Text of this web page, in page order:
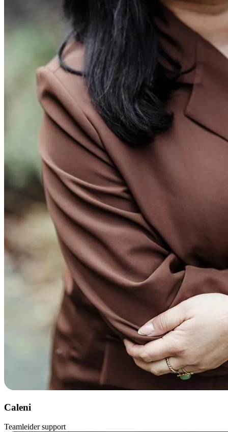
Caleni
Teamleider support